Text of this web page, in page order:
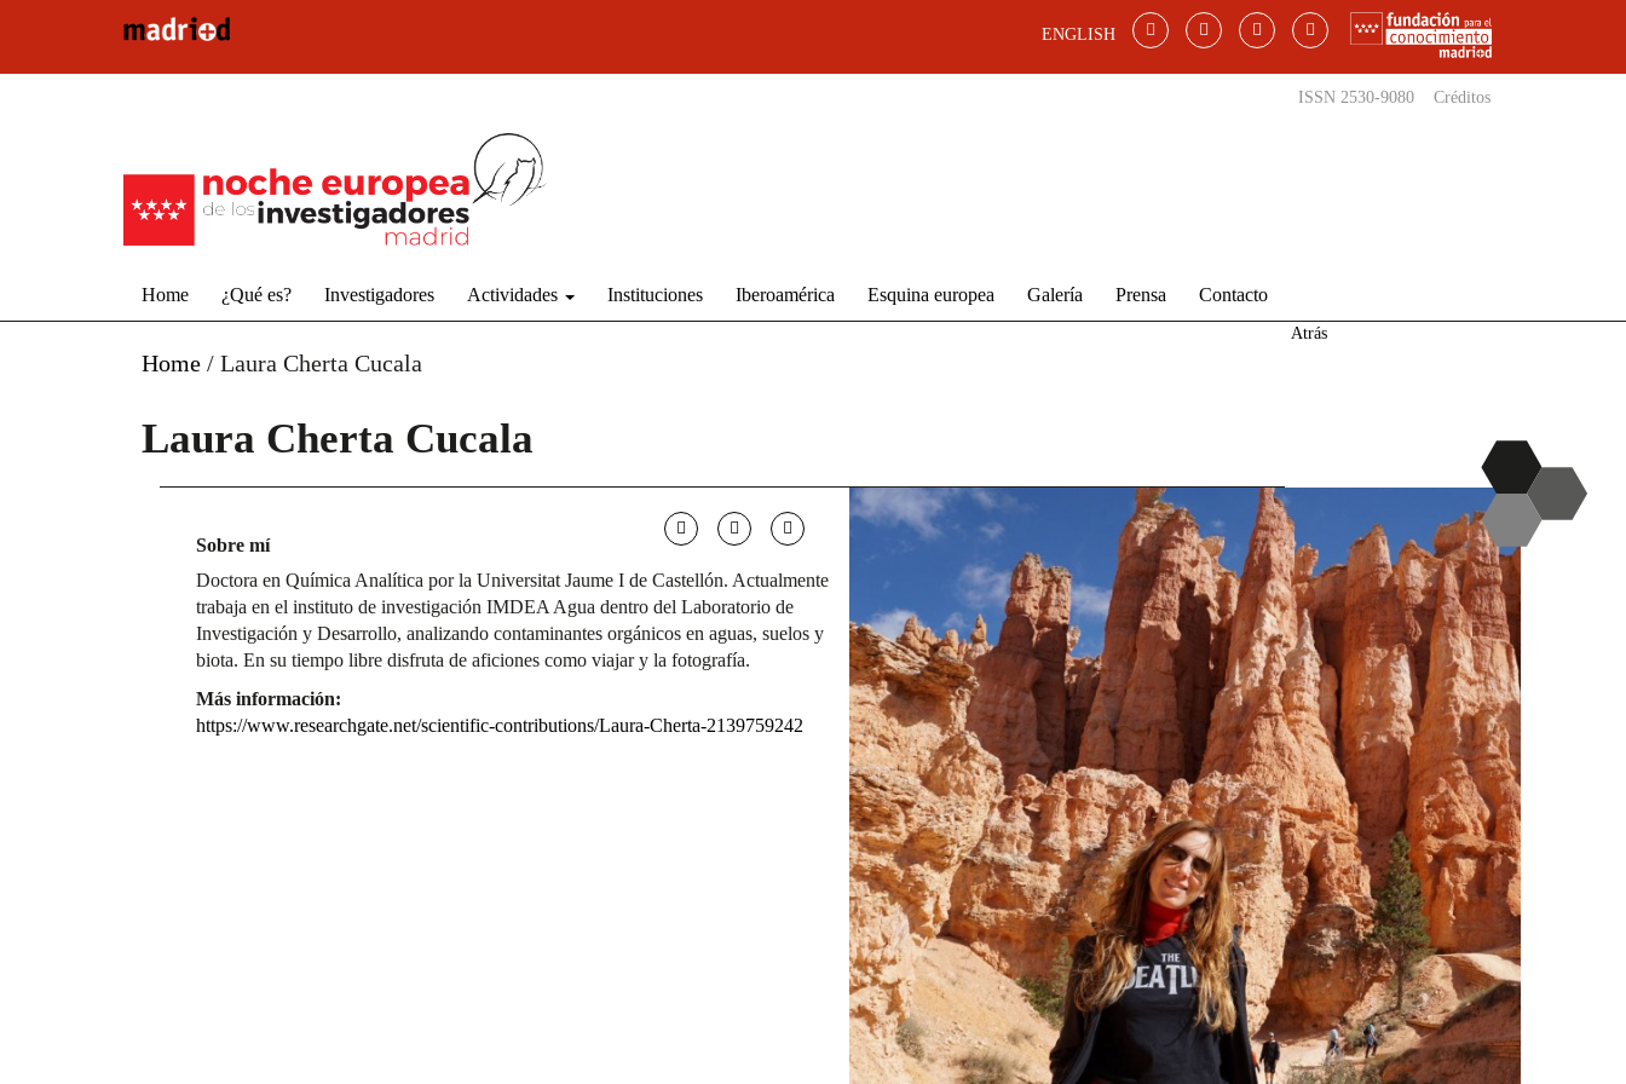
ENGLISH
ISSN 2530-9080 Créditos
Home ¿Qué es? Investigadores Actividades Instituciones Iberoamérica Esquina europea Galería Prensa Contacto
Home / Laura Cherta Cucala
Atrás
Laura Cherta Cucala
Sobre mí
Doctora en Química Analítica por la Universitat Jaume I de Castellón. Actualmente
trabaja en el instituto de investigación IMDEA Agua dentro del Laboratorio de
Investigación y Desarrollo, analizando contaminantes orgánicos en aguas, suelos y
biota. En su tiempo libre disfruta de aficiones como viajar y la fotografía.
Más información:
https://www.researchgate.net/scientific-contributions/Laura-Cherta-2139759242